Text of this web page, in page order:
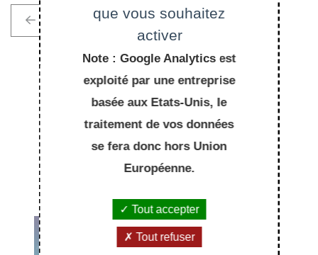
Retour à la listeque vous souhaitez
activer
Note : Google Analytics est
exploité par une entreprise
basée aux Etats-Unis, le
traitement de vos données
se fera donc hors Union
Européenne.
Tout accepter
Tout refuser